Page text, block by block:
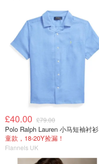
£40.00 £79.00
Polo Ralph Lauren 小马短袖衬衫
童款，18-20Y捡漏！
Flannels UK